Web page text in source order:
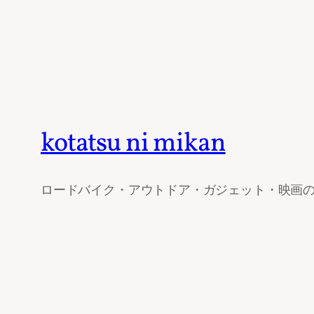
kotatsu ni mikan
ロードバイク・アウトドア・ガジェット・映画